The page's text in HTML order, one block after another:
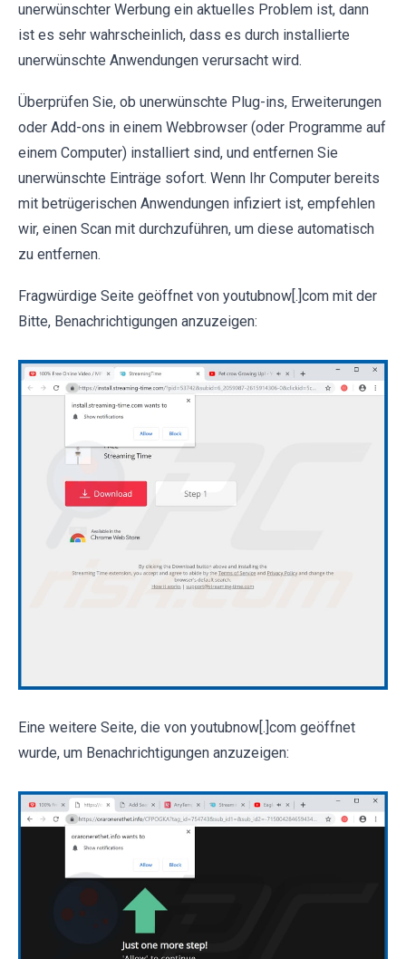
unerwünschter Werbung ein aktuelles Problem ist, dann
ist es sehr wahrscheinlich, dass es durch installierte
unerwünschte Anwendungen verursacht wird.
Überprüfen Sie, ob unerwünschte Plug-ins, Erweiterungen
oder Add-ons in einem Webbrowser (oder Programme auf
einem Computer) installiert sind, und entfernen Sie
unerwünschte Einträge sofort. Wenn Ihr Computer bereits
mit betrügerischen Anwendungen infiziert ist, empfehlen
wir, einen Scan mit durchzuführen, um diese automatisch
zu entfernen.
Fragwürdige Seite geöffnet von youtubnow[.]com mit der
Bitte, Benachrichtigungen anzuzeigen:
Eine weitere Seite, die von youtubnow[.]com geöffnet
wurde, um Benachrichtigungen anzuzeigen: